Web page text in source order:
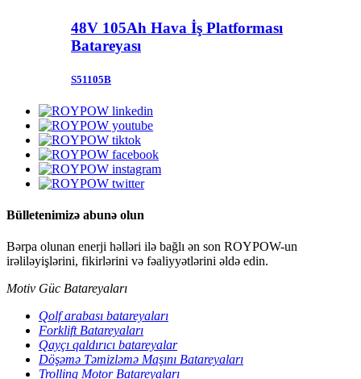
48V 105Ah Hava İş Platforması
Batareyası
S51105B
Bülletenimizə abunə olun
Bərpa olunan enerji həlləri ilə bağlı ən son ROYPOW-un
irəliləyişlərini, fikirlərini və fəaliyyətlərini əldə edin.
Motiv Güc Batareyaları
Qolf arabası batareyaları
Forklift Batareyaları
Qayçı qaldırıcı batareyalar
Döşəmə Təmizləmə Maşını Batareyaları
Trolling Motor Batareyaları